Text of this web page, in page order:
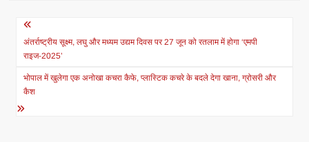
Post
navigation
अंतर्राष्ट्रीय सूक्ष्म, लघु और मध्यम उद्यम दिवस पर 27 जून को रतलाम में होगा ‘एमपी
राइज-2025’
भोपाल में खुलेगा एक अनोखा कचरा कैफे, प्लास्टिक कचरे के बदले देगा खाना, ग्रोसरी और
कैश